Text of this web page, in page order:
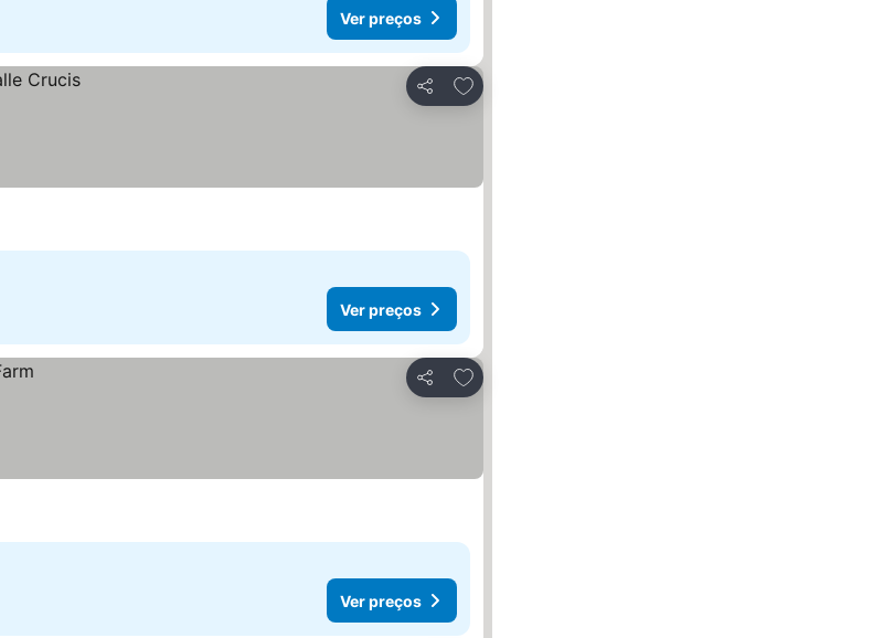
Ver preços
Partilhar
Adicionar aos favoritos
Ver preços
Partilhar
Adicionar aos favoritos
Ver preços